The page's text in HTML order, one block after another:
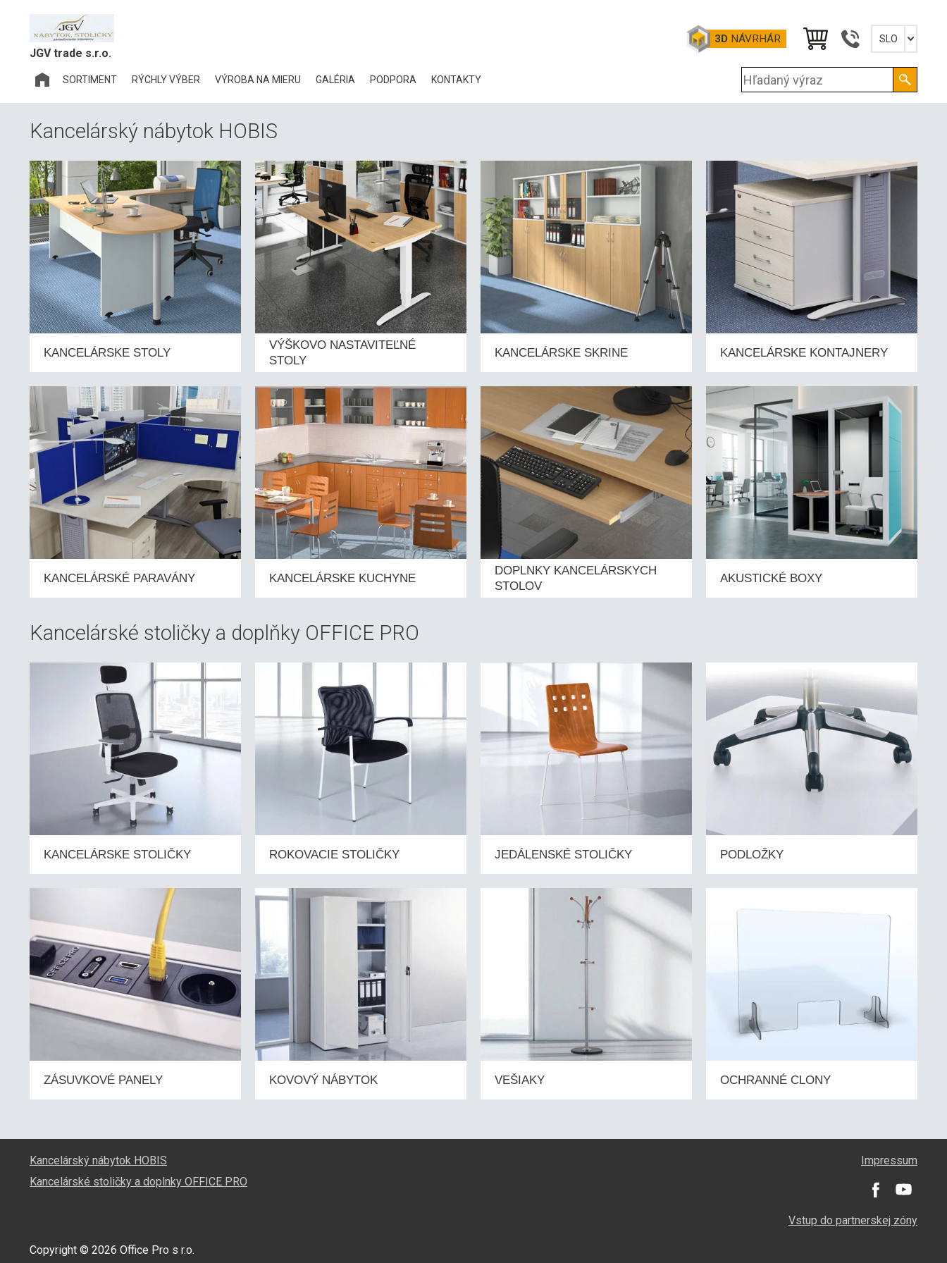
JGV trade s.r.o.
3D NÁVRHÁR SLO
English
SORTIMENT RÝCHLY VÝBER VÝROBA NA MIERU GALÉRIA PODPORA
CERTIFIKÁTY
NA STIAHNUTIE
3D DATA
KONTAKTY
Kancelárský nábytok HOBIS
KANCELÁRSKE STOLY
VÝŠKOVO NASTAVITEĽNÉ
STOLY
KANCELÁRSKE SKRINE KANCELÁRSKE KONTAJNERY
KANCELÁRSKÉ PARAVÁNY KANCELÁRSKE KUCHYNE
DOPLNKY KANCELÁRSKYCH
STOLOV
AKUSTICKÉ BOXY
Kancelárské stoličky a doplňky OFFICE PRO
KANCELÁRSKE STOLIČKY ROKOVACIE STOLIČKY JEDÁLENSKÉ STOLIČKY PODLOŽKY
ZÁSUVKOVÉ PANELY KOVOVÝ NÁBYTOK VEŠIAKY OCHRANNÉ CLONY
Kancelárský nábytok HOBIS
Kancelárské stoličky a doplnky OFFICE PRO
Impressum
Vstup do partnerskej zóny
Copyright © 2026 Office Pro s r.o.